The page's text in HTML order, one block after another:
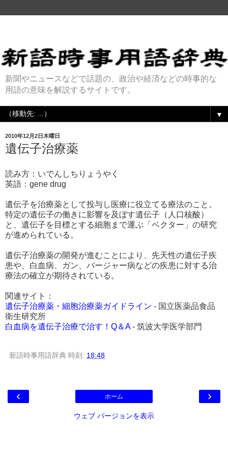
新聞やニュースなどで話題の、政治や経済などの時事的な
用語の意味を解説するサイトです。
▼
2010年12月2日木曜日
遺伝子治療薬
読み方：いでんしちりょうやく
英語：gene drug
遺伝子を治療薬として投与し医療に役立てる療法のこと。
特定の遺伝子の働きに影響を及ぼす遺伝子（人口核酸）
と、遺伝子を目標とする細胞まで運ぶ「ベクター」の研究
が進められている。
遺伝子治療薬の開発が進むことにより、先天性の遺伝子疾
患や、白血病、ガン、バージャー病などの疾患に対する治
療法の確立が期待されている。
関連サイト：
遺伝子治療薬・細胞治療薬ガイドライン - 国立医薬品食品
衛生研究所
白血病を遺伝子治療で治す！Q＆A- 筑波大学医学部門
新語時事用語辞典 時刻: 18:48
‹ ›
ホーム
ウェブ バージョンを表示